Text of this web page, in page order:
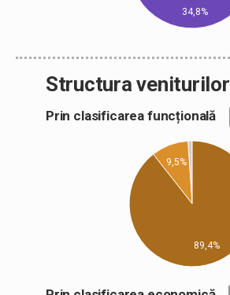
34,8%
Structura veniturilor
Prin clasificarea funcțională
9,5%
89,4%